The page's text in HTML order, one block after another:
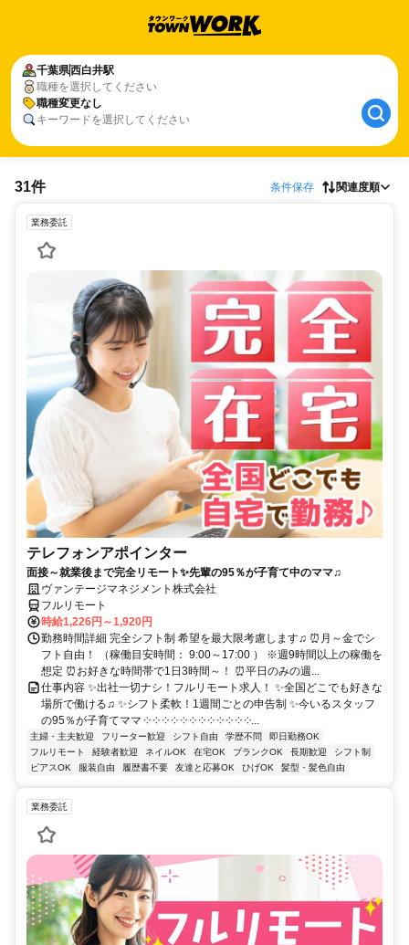
千葉県西白井駅
職種を選択してください
職種変更なし
キーワードを選択してください
31件 条件保存 関連度順
業務委託
テレフォンアポインター
面接～就業後まで完全リモート✨先輩の95％が子育て中のママ♫
ヴァンテージマネジメント株式会社
フルリモート
時給1,226円～1,920円
勤務時間詳細 完全シフト制 希望を最大限考慮します♫ ⏰月～金でシ
フト自由！ （稼働目安時間： 9:00～17:00 ） ※週9時間以上の稼働を
想定 ⏰お好きな時間帯で1日3時間～！ ⏰平日のみの週...
仕事内容 ✨出社一切ナシ！フルリモート求人！ ✨全国どこでも好きな
場所で働ける♫ ✨シフト柔軟！1週間ごとの申告制 ✨今いるスタッフ
の95％が子育てママ ༶ ༶ ༶ ༶ ༶ ༶ ༶ ༶ ༶ ༶ ༶ ༶...
主婦・主夫歓迎 フリーター歓迎 シフト自由 学歴不問
即日勤務OK
フルリモート
経験者歓迎 ネイルOK 在宅OK ブランクOK 長期歓迎
シフト制
ピアスOK
服装自由 履歴書不要 友達と応募OK ひげOK 髪型・髪色自由
業務委託